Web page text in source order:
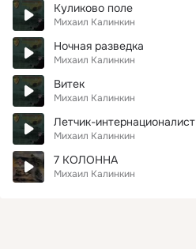
Куликово поле
Михаил Калинкин
Ночная разведка
Михаил Калинкин
Витек
Михаил Калинкин
Летчик-интернационалист
Михаил Калинкин
7 КОЛОННА
Михаил Калинкин